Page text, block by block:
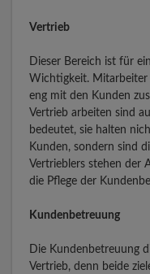
Vertrieb
Dieser Bereich ist für
Wichtigkeit. Mitarbeiter
eng mit den Kunden
Vertrieb arbeiten sind
bedeutet, sie halten
Kunden, sondern sind
Vertrieblers stehen der
die Pflege der
Kundenbetreuung
Die Kundenbetreuung
Vertrieb, denn beide